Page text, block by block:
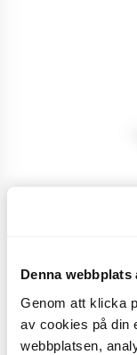
Denna webbplats
Genom att klicka
av cookies på din
webbplatsen,
Krämig och fyllig